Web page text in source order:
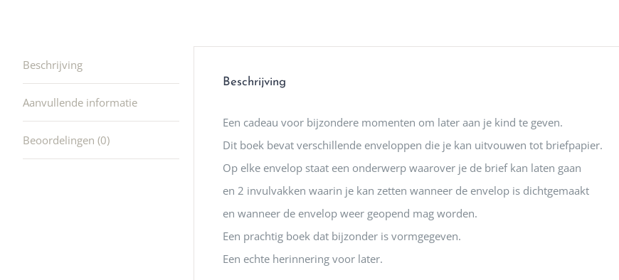
Beschrijving
Aanvullende informatie
Beoordelingen (0)
Beschrijving
Een cadeau voor bijzondere momenten om later aan je kind te geven.
Dit boek bevat verschillende enveloppen die je kan uitvouwen tot briefpapier.
Op elke envelop staat een onderwerp waarover je de brief kan laten gaan
en 2 invulvakken waarin je kan zetten wanneer de envelop is dichtgemaakt
en wanneer de envelop weer geopend mag worden.
Een prachtig boek dat bijzonder is vormgegeven.
Een echte herinnering voor later.